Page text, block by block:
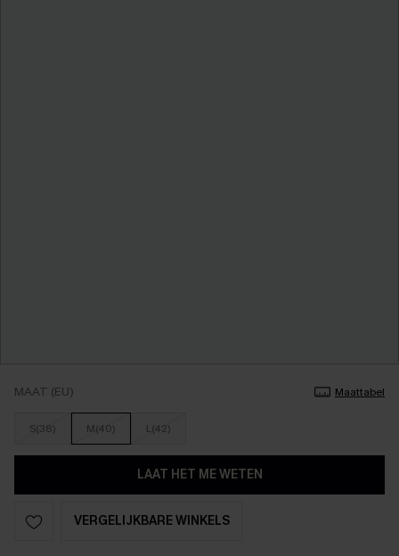
MAAT (EU) Maattabel
S(38) M(40) L(42)
LAAT HET ME WETEN
VERGELIJKBARE WINKELS